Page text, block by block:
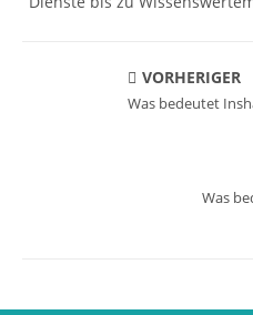
VORHERIGER
Was bedeutet
Was